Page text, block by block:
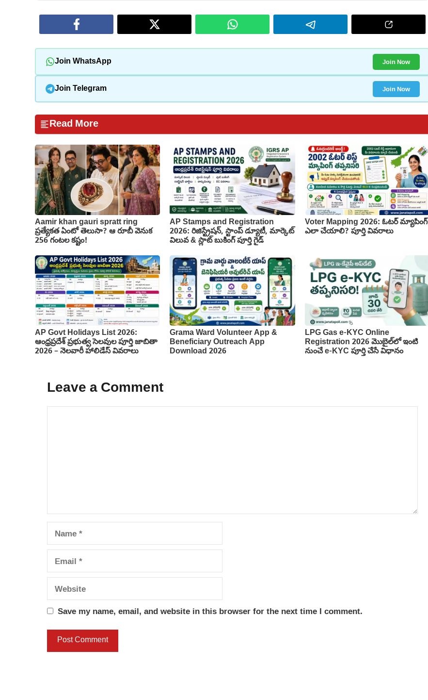
Join WhatsApp Join Now
Join Telegram Join Now
Read More
Aamir khan gauri spratt ring
ప్రత్యేకత ఏంటో తెలుసా? ఆ రూబీ వెనుక
256 గంటల కష్టం!
AP Stamps and Registration
2026: రిజిస్ట్రేషన్, స్టాంప్ డ్యూటీ, మార్కెట్
విలువ & స్లాట్ బుకింగ్ పూర్తి గైడ్
Voter Mapping 2026: ఓటర్ మ్యాపింగ్
ఎలా చేయాలి? పూర్తి వివరాలు
AP Govt Holidays List 2026:
ఆంధ్రప్రదేశ్ ప్రభుత్వ సెలవుల పూర్తి జాబితా
2026 – నెలవారీ హాలిడేస్ వివరాలు
Grama Ward Volunteer App &
Beneficiary Outreach App
Download 2026
LPG Gas e-KYC Online
Registration 2026 మొబైల్‌లో ఇంటి
నుంచే e-KYC పూర్తి చేసే విధానం
Leave a Comment
Comment
Name
Email
Website
Save my name, email, and website in this browser for the next time I comment.